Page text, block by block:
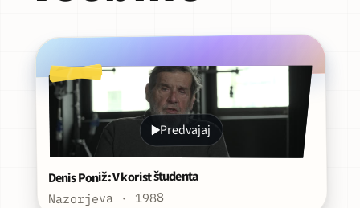
Predvajaj
Denis Poniž: V korist študenta
Nazorjeva · 1988